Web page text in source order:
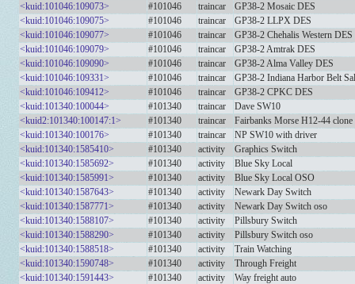
<kuid:101046:109073>
#101046 traincar
GP38-2 Mosaic DES
<kuid:101046:109075>
#101046 traincar
GP38-2 LLPX DES
<kuid:101046:109077>
#101046 traincar
GP38-2 Chehalis Western DES
<kuid:101046:109079>
#101046 traincar
GP38-2 Amtrak DES
<kuid:101046:109090>
#101046 traincar
GP38-2 Alma Valley DES
<kuid:101046:109331>
#101046 traincar
GP38-2 Indiana Harbor Belt
<kuid:101046:109412>
#101046 traincar
GP38-2 CPKC DES
<kuid:101340:100044>
#101340 traincar
Dave SW10
<kuid2:101340:100147:1>
#101340 traincar
Fairbanks Morse H12-44 clone
<kuid:101340:100176>
#101340 traincar
NP SW10 with driver
<kuid:101340:1585410>
#101340 activity
Graphics Switch
<kuid:101340:1585692>
#101340 activity
Blue Sky Local
<kuid:101340:1585991>
#101340 activity
Blue Sky Local OSO
<kuid:101340:1587643>
#101340 activity
Newark Day Switch
<kuid:101340:1587771>
#101340 activity
Newark Day Switch oso
<kuid:101340:1588107>
#101340 activity
Pillsbury Switch
<kuid:101340:1588290>
#101340 activity
Pillsbury Switch oso
<kuid:101340:1588518>
#101340 activity
Train Watching
<kuid:101340:1590748>
#101340 activity
Through Freight
<kuid:101340:1591443>
#101340 activity
Way freight auto